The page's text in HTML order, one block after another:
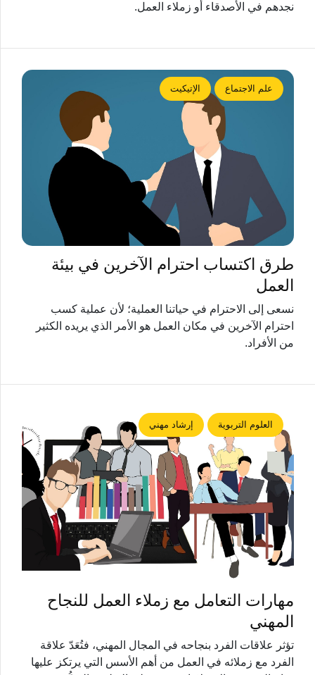
نجدهم في الأصدقاء أو زملاء العمل.
علم الاجتماع الإتيكيت
طرق اكتساب احترام الآخرين في بيئة
العمل
نسعى إلى الاحترام في حياتنا العملية؛ لأن عملية كسب
احترام الآخرين في مكان العمل هو الأمر الذي يريده الكثير
من الأفراد.
العلوم التربوية إرشاد مهني
مهارات التعامل مع زملاء العمل للنجاح
المهني
تؤثر علاقات الفرد بنجاحه في المجال المهني، فتُعَدّ علاقة
الفرد مع زملائه في العمل من أهم الأسس التي يرتكز عليها